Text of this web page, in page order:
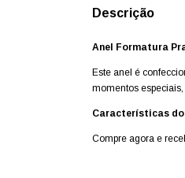
Descrição
Anel Formatura
Este anel é
momentos
Características
Compre agora e